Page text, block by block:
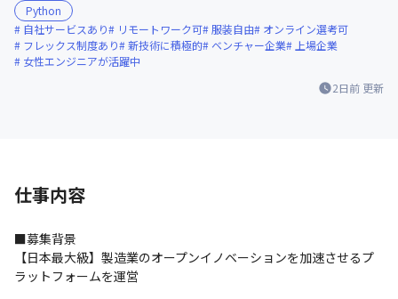
2日前 更新
Python
自社サービスあり
リモートワーク可 服装自由
オンライン選考可
フレックス制度あり
新技術に積極的 ベンチャー企業
上場企業
女性エンジニアが活躍中
仕事内容
■募集背景
【日本最大級】製造業のオープンイノベーションを加速させるプ
ラットフォームを運営